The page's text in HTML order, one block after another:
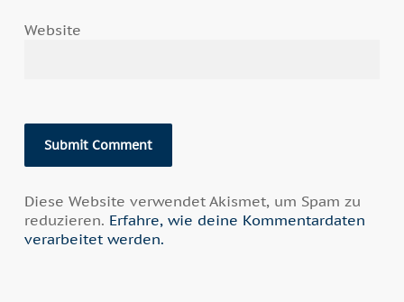
Website
Diese Website verwendet Akismet, um Spam zu
reduzieren. Erfahre, wie deine Kommentardaten
verarbeitet werden.